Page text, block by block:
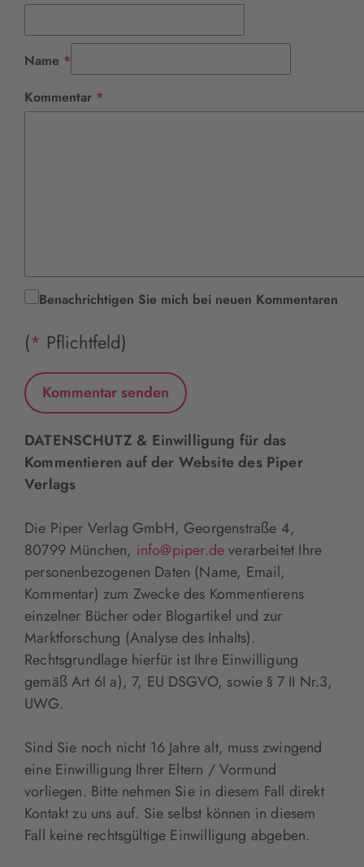
Name *
Kommentar *
Benachrichtigen Sie mich bei neuen Kommentaren
(* Pflichtfeld)
DATENSCHUTZ & Einwilligung für das
Kommentieren auf der Website des Piper
Verlags
Die Piper Verlag GmbH, Georgenstraße 4,
80799 München, info@piper.deverarbeitet Ihre
personenbezogenen Daten (Name, Email,
Kommentar) zum Zwecke des Kommentierens
einzelner Bücher oder Blogartikel und zur
Marktforschung (Analyse des Inhalts).
Rechtsgrundlage hierfür ist Ihre Einwilligung
gemäß Art 6I a), 7, EU DSGVO, sowie § 7 II Nr.3,
UWG.
Sind Sie noch nicht 16 Jahre alt, muss zwingend
eine Einwilligung Ihrer Eltern / Vormund
vorliegen. Bitte nehmen Sie in diesem Fall direkt
Kontakt zu uns auf. Sie selbst können in diesem
Fall keine rechtsgültige Einwilligung abgeben.